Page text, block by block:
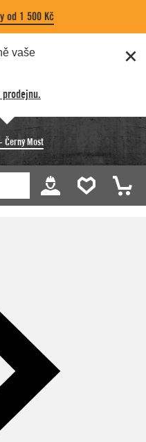
od 1 500 Kč
vaše
Černý Most